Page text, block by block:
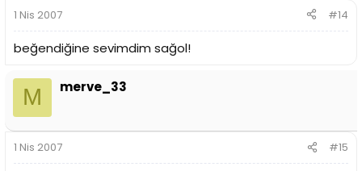
1 Nis 2007 #14
beğendiğine sevimdim sağol!
M merve_33
1 Nis 2007 #15